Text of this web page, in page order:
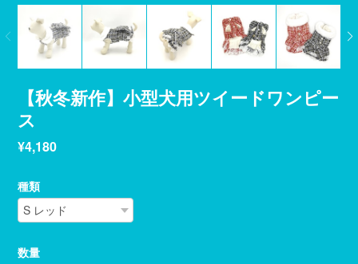
【秋冬新作】小型犬用ツイードワンピー
ス
¥4,180
種類
数量